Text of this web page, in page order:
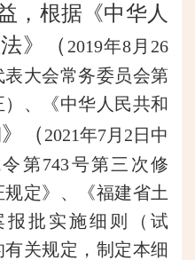
，根据《中华人
》（ 2019年8月26
大会常务委员会第
、
《中华人民共和
》（ 2021年7月2日中
第743号第三次修
规定》、《福建省土
批实施细则（试
关规定，制定本细